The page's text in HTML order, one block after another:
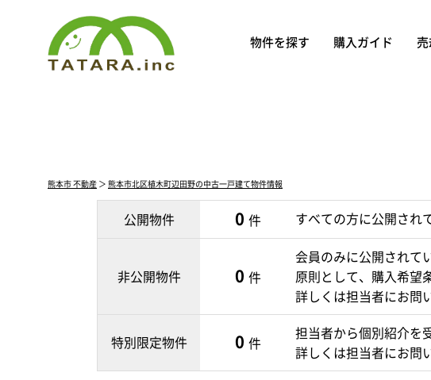
物件を探す 購入ガイド
熊本市 不動産 ＞ 熊本市北区植木町辺田野の中古一戸建て物件情報
公開物件 0 件 すべての方に公開され
非公開物件 0 件
会員のみに公開されて
原則として、購入希望
詳しくは担当者にお問
特別限定物件 0 件
担当者から個別紹介を
詳しくは担当者にお問